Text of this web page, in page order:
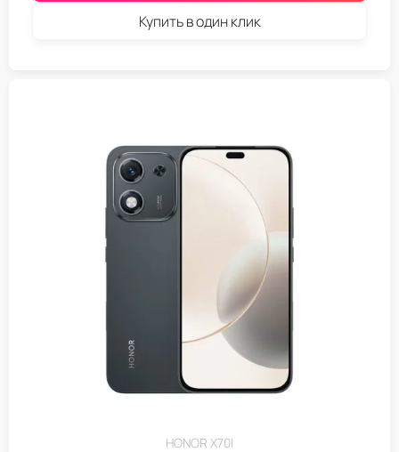
Купить в один клик
HONOR X70I